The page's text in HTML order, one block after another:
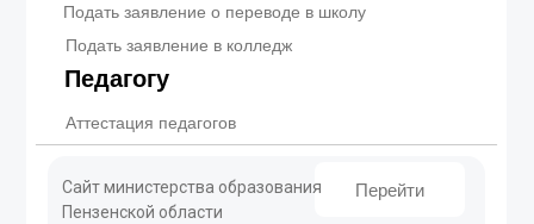
Педагогу
Подать заявление в колледж
Подать заявление о переводе в школу
Аттестация педагогов
Перейти
Сайт министерства образования
Пензенской области